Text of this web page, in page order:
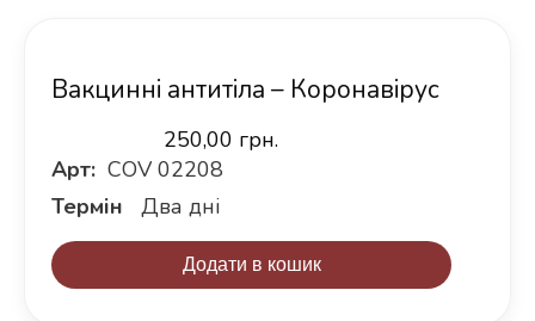
Вакцинні антитіла – Коронавірус
250,00 грн.
Арт: COV 02208
Термін
Два дні
Додати в кошик